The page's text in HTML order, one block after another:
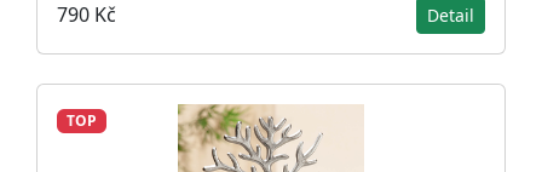
790 Kč Detail
TOP